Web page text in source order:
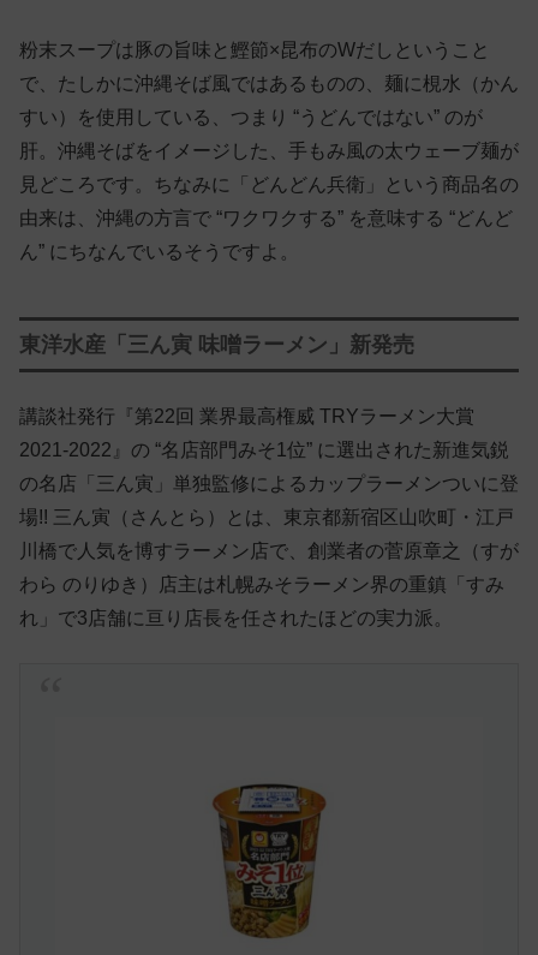
粉末スープは豚の旨味と鰹節×昆布のWだしということ
で、たしかに沖縄そば風ではあるものの、麺に梘水（かん
すい）を使用している、つまり “うどんではない” のが
肝。沖縄そばをイメージした、手もみ風の太ウェーブ麺が
見どころです。ちなみに「どんどん兵衛」という商品名の
由来は、沖縄の方言で “ワクワクする” を意味する “どんど
ん” にちなんでいるそうですよ。
東洋水産「三ん寅 味噌ラーメン」新発売
講談社発行『第22回 業界最高権威 TRYラーメン大賞
2021-2022』の “名店部門みそ1位” に選出された新進気鋭
の名店「三ん寅」単独監修によるカップラーメンついに登
場!! 三ん寅（さんとら）とは、東京都新宿区山吹町・江戸
川橋で人気を博すラーメン店で、創業者の菅原章之（すが
わら のりゆき）店主は札幌みそラーメン界の重鎮「すみ
れ」で3店舗に亘り店長を任されたほどの実力派。